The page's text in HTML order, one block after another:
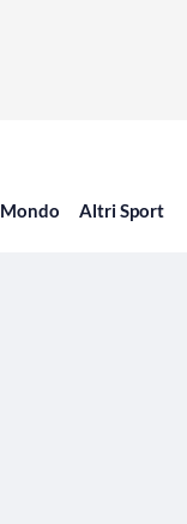
Mondo Altri Sport